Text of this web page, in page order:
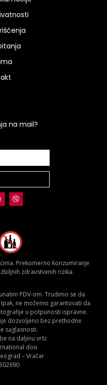
na mail?
Prekomerno konzumiranje
zdravstvenih rizika.
PDV-om. Trudimo se da
ne možemo garantovati da
u potpunosti ispravne.
dozvoljeno bez prethodne
saglasnosti.
na daljinu vrši:
doo
– Vračar